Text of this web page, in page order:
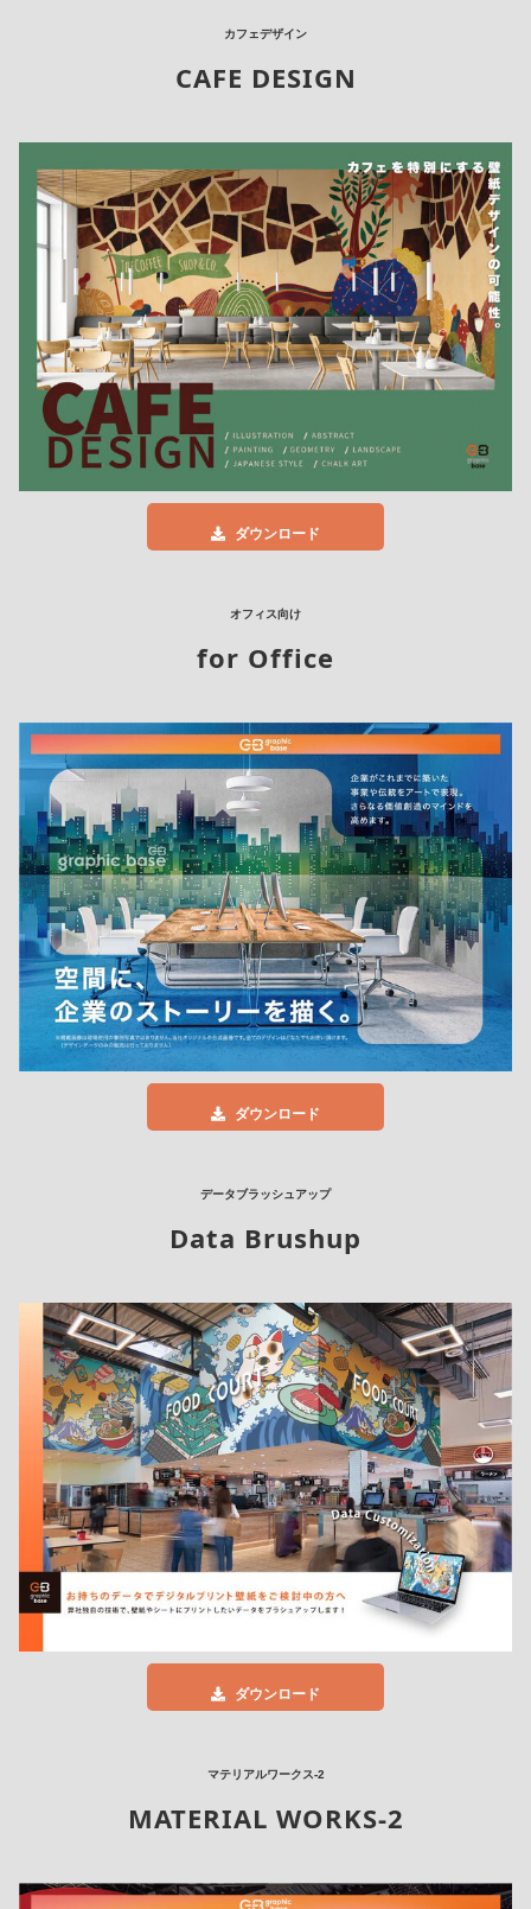
カフェデザイン
CAFE DESIGN
ダウンロード
オフィス向け
for Office
ダウンロード
データブラッシュアップ
Data Brushup
ダウンロード
マテリアルワークス-2
MATERIAL WORKS-2